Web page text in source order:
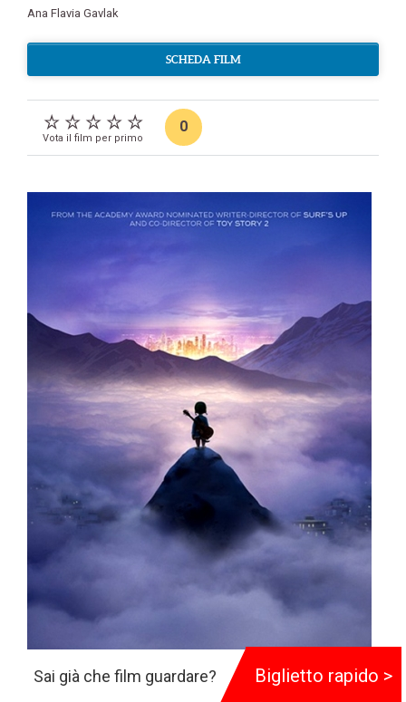
Ana Flavia Gavlak
SCHEDA FILM
Vota il film per primo
0
Sai già che film guardare? Biglietto rapido >